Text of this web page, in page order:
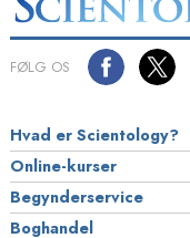
FØLG OS
Hvad er Scientology?
Online-kurser
Begynderservice
Boghandel